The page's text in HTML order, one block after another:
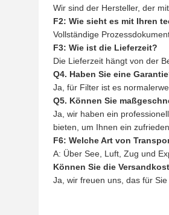
Wir sind der Hersteller, der
F2: Wie sieht es mit Ihren
Vollständige
F3: Wie ist die Lieferzeit?
Die Lieferzeit hängt von der
Q4. Haben Sie eine
Ja, für Filter ist es
Q5. Können Sie
Ja, wir haben ein
bieten, um Ihnen ein
F6: Welche Art von
A: Über See, Luft, Zug und
Können Sie die
Ja, wir freuen uns, das für